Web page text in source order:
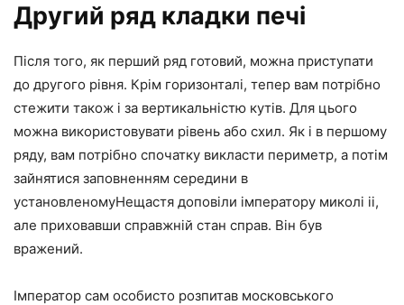
Другий ряд кладки печі
Після того, як перший ряд готовий, можна приступати
до другого рівня. Крім горизонталі, тепер вам потрібно
стежити також і за вертикальністю кутів. Для цього
можна використовувати рівень або схил. Як і в першому
ряду, вам потрібно спочатку викласти периметр, а потім
зайнятися заповненням середини в
установленомуНещастя доповіли імператору миколі ii,
але приховавши справжній стан справ. Він був
вражений.
Імператор сам особисто розпитав московського